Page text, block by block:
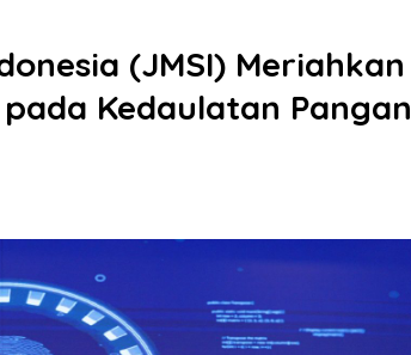
(JMSI) Meriahkan
Kedaulatan Pangan